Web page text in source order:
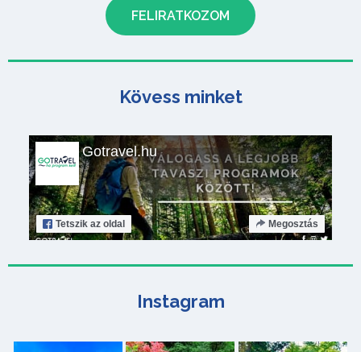
Kövess minket
Gotravel.hu
Tetszik az oldal Megosztás
Instagram